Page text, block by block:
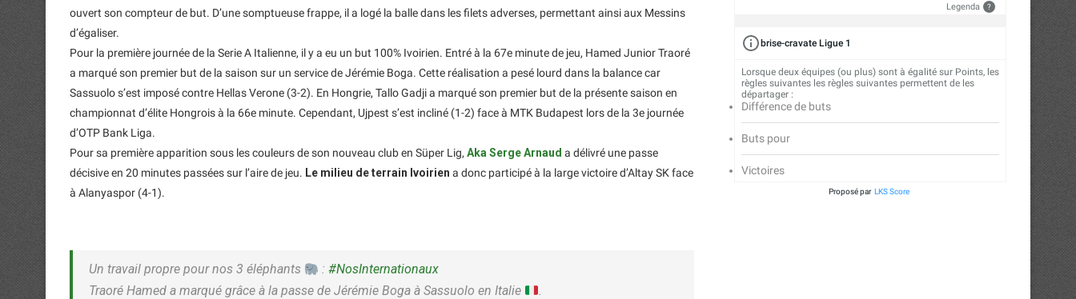
ouvert son compteur de but. D’une somptueuse frappe, il a logé la balle dans les filets adverses, permettant ainsi aux Messins
d’égaliser.
Pour la première journée de la Serie A Italienne, il y a eu un but 100% Ivoirien. Entré à la 67e minute de jeu, Hamed Junior Traoré
a marqué son premier but de la saison sur un service de Jérémie Boga. Cette réalisation a pesé lourd dans la balance car
Sassuolo s’est imposé contre Hellas Verone (3-2). En Hongrie, Tallo Gadji a marqué son premier but de la présente saison en
championnat d’élite Hongrois à la 66e minute. Cependant, Ujpest s’est incliné (1-2) face à MTK Budapest lors de la 3e journée
d’OTP Bank Liga.
Pour sa première apparition sous les couleurs de son nouveau club en Süper Lig, Aka Serge Arnaud a délivré une passe
décisive en 20 minutes passées sur l’aire de jeu. Le milieu de terrain Ivoirien a donc participé à la large victoire d’Altay SK face
à Alanyaspor (4-1).
Un travail propre pour nos 3 éléphants :#NosInternationaux
Traoré Hamed a marqué grâce à la passe de Jérémie Boga à Sassuolo en Italie
.
Legenda ?
brise-cravate Ligue 1
Lorsque deux équipes (ou plus) sont à égalité sur Points, les
règles suivantes les règles suivantes permettent de les
départager :
Différence de buts
Buts pour
Victoires
Proposé par LKS Score